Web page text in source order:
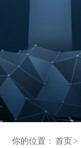
你的位置： 首页 >